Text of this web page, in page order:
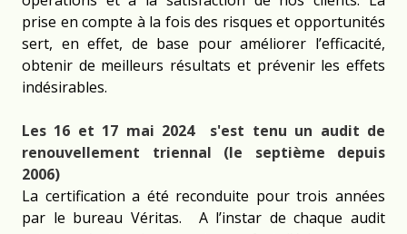
prise en compte à la fois des risques et opportunités
sert, en effet, de base pour améliorer l’efficacité,
obtenir de meilleurs résultats et prévenir les effets
indésirables.
Les 16 et 17 mai 2024 s'est tenu un audit de
renouvellement triennal (le septième depuis
2006)
La certification a été reconduite pour trois années
par le bureau Véritas. A l’instar de chaque audit